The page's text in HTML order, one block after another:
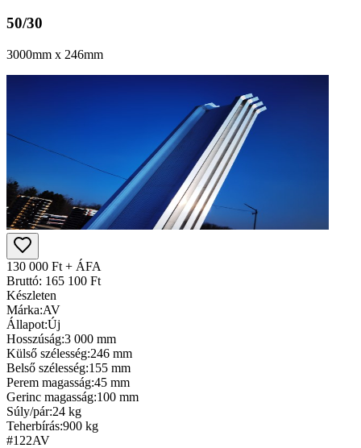
50/30
3000mm x 246mm
130 000 Ft + ÁFA
Bruttó: 165 100 Ft
Készleten
Márka:AV
Állapot:Új
Hosszúság:3 000 mm
Külső szélesség:246 mm
Belső szélesség:155 mm
Perem magasság:45 mm
Gerinc magasság:100 mm
Súly/pár:24 kg
Teherbírás:900 kg
#122AV